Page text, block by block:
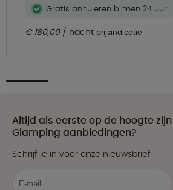
Gratis annuleren binnen 24 uur
€ 180,00 nacht prijsindicatie
Altijd als eerste op de hoogte
Glamping aanbiedingen?
Schrijf je in voor onze nieuwsbrief